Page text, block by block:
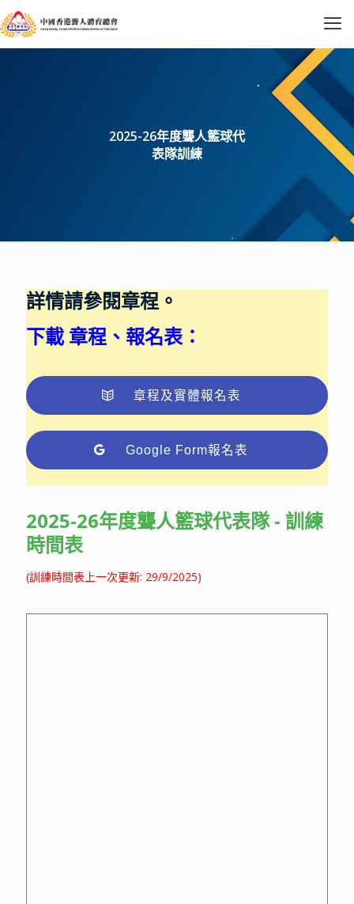
2025-26年度聾人籃球代
表隊訓練
詳情請參閱章程。
下載 章程、報名表：
章程及實體報名表
Google Form報名表
2025-26年度聾人籃球代表隊 - 訓練
時間表
(訓練時間表上一次更新: 29/9/2025)